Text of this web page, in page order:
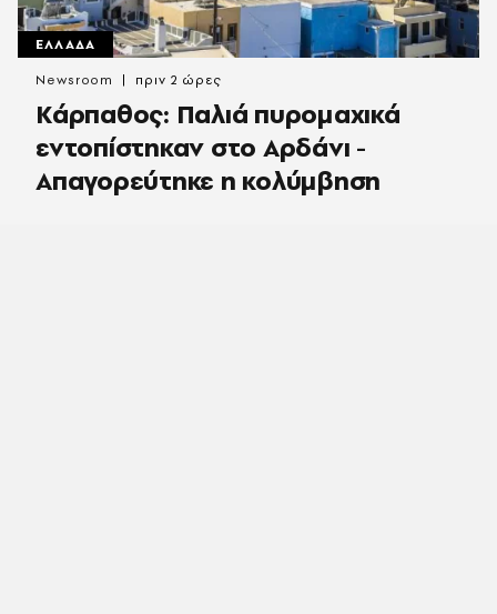
ΕΛΛΑΔΑ
Κάρπαθος: Παλιά πυρομαχικά
εντοπίστηκαν στο Αρδάνι -
Απαγορεύτηκε η κολύμβηση
Newsroom πριν 2 ώρες